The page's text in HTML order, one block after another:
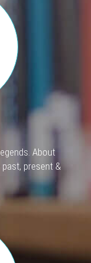
About
present &